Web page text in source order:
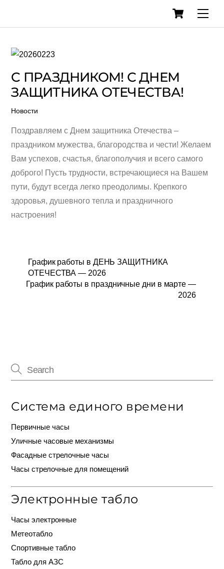
Cart
C ПРАЗДНИКОМ! С ДНЕМ
ЗАЩИТНИКА ОТЕЧЕСТВА!
Новости
Поздравляем с Днем защитника Отечества –
праздником мужества, благородства и чести! Желаем
Вам успехов, счастья, благополучия и всего самого
доброго! Пусть трудности, встречающиеся на Вашем
пути, будут всегда легко преодолимы. Крепкого
здоровья, душевного тепла и праздничного
настроения!
График работы в ДЕНЬ ЗАЩИТНИКА
ОТЕЧЕСТВА — 2026
График работы в праздничные дни в марте —
2026
Система единого времени
Первичные часы
Уличные часовые механизмы
Фасадные стрелочные часы
Часы стрелочные для помещений
Электронные табло
Часы электронные
Метеотабло
Спортивные табло
Табло для АЗС